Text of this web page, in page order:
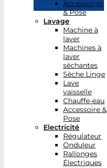
Retour à la boutique
Accessoires
& Pose
Lavage
Machine à
laver
Machines à
laver
séchantes
Sèche Linge
Lave
vaisselle
Chauffe-eau
Accessoire &
Pose
Electricité
Régulateur
Onduleur
Rallonges
Électriques